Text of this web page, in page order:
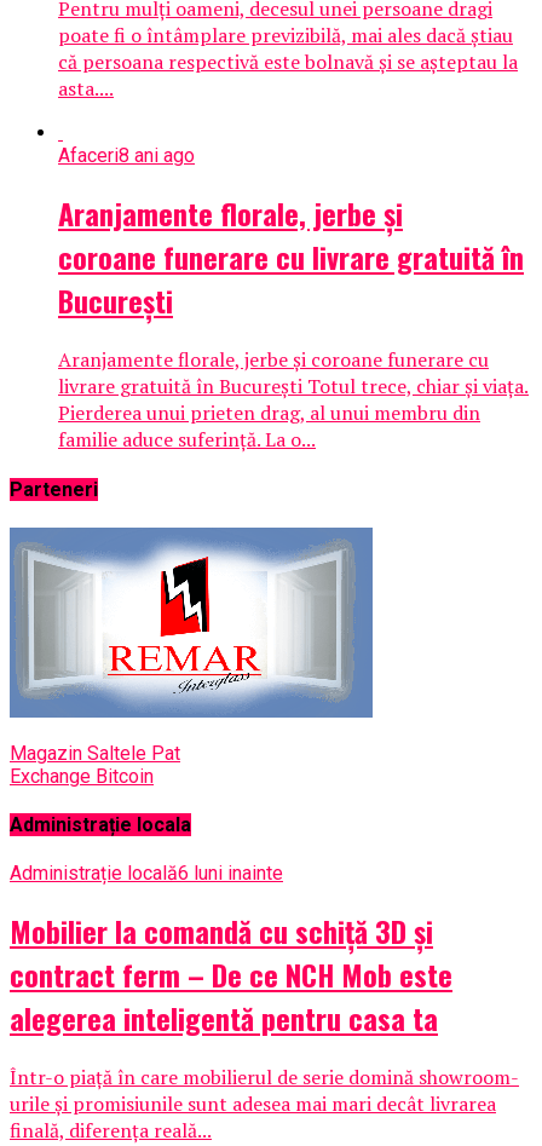
Pentru mulți oameni, decesul unei persoane dragi
poate fi o întâmplare previzibilă, mai ales dacă știau
că persoana respectivă este bolnavă și se așteptau la
asta....
Afaceri8 ani ago
Aranjamente florale, jerbe și
coroane funerare cu livrare gratuită în
București
Aranjamente florale, jerbe și coroane funerare cu
livrare gratuită în București Totul trece, chiar și viața.
Pierderea unui prieten drag, al unui membru din
familie aduce suferință. La o...
Parteneri
Magazin Saltele Pat
Exchange Bitcoin
Administrație locala
Administrație locală6 luni inainte
Mobilier la comandă cu schiță 3D și
contract ferm – De ce NCH Mob este
alegerea inteligentă pentru casa ta
Într-o piață în care mobilierul de serie domină showroom-
urile și promisiunile sunt adesea mai mari decât livrarea
finală, diferența reală...